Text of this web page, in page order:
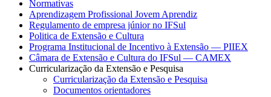
Normativas
Aprendizagem Profissional Jovem Aprendiz
Regulamento de empresa júnior no IFSul
Politica de Extensão e Cultura
Programa Institucional de Incentivo à Extensão — PIIEX
Câmara de Extensão e Cultura do IFSul — CAMEX
Curricularização da Extensão e Pesquisa
Curricularização da Extensão e Pesquisa
Documentos orientadores